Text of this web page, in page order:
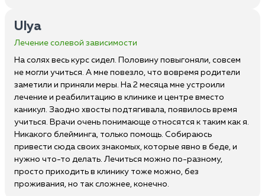
Ulya
Лечение солевой зависимости
На солях весь курс сидел. Половину повыгоняли, совсем
не могли учиться. А мне повезло, что вовремя родители
заметили и приняли меры. На 2 месяца мне устроили
лечение и реабилитацию в клинике и центре вместо
каникул. Заодно хвосты подтягивала, появилось время
учиться. Врачи очень понимающе относятся к таким как я.
Никакого блейминга, только помощь. Собираюсь
привести сюда своих знакомых, которые явно в беде, и
нужно что-то делать. Лечиться можно по-разному,
просто приходить в клинику тоже можно, без
проживания, но так сложнее, конечно.